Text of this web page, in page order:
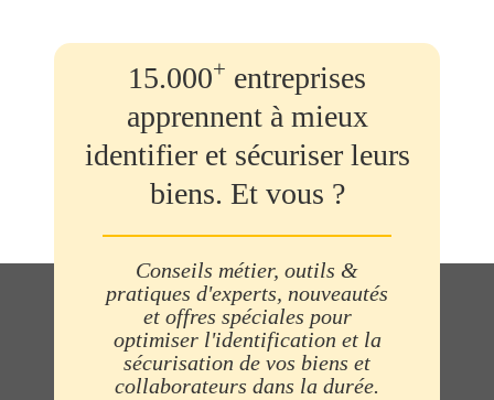
15.000+ entreprises
apprennent à mieux
identifier et sécuriser leurs
biens. Et vous ?
Conseils métier, outils &
pratiques d'experts, nouveautés
et offres spéciales pour
optimiser l'identification et la
sécurisation de vos biens et
collaborateurs dans la durée.